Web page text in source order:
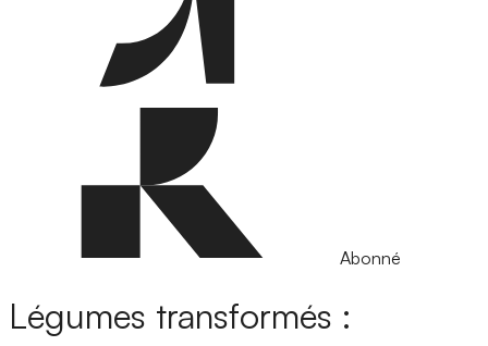
Abonné
Légumes transformés :